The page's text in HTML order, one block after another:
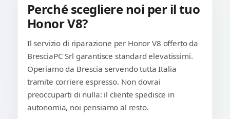
Perché scegliere noi per il tuo
Honor V8?
Il servizio di riparazione per Honor V8 offerto da
BresciaPC Srl garantisce standard elevatissimi.
Operiamo da Brescia servendo tutta Italia
tramite corriere espresso. Non dovrai
preoccuparti di nulla: il cliente spedisce in
autonomia, noi pensiamo al resto.